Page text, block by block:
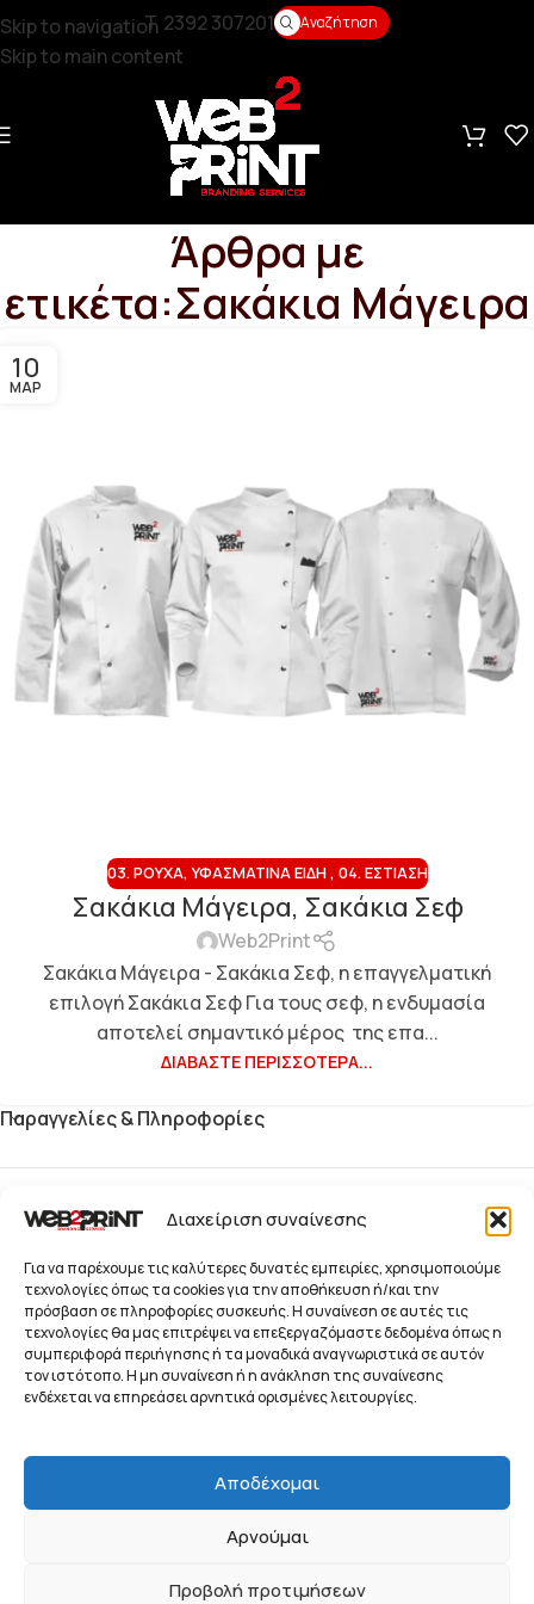
Διαχείριση συναίνεσης
Για να παρέχουμε τις καλύτερες δυνατές εμπειρίες, χρησιμοποιούμε
τεχνολογίες όπως τα cookies για την αποθήκευση ή/και την
πρόσβαση σε πληροφορίες συσκευής. Η συναίνεση σε αυτές τις
τεχνολογίες θα μας επιτρέψει να επεξεργαζόμαστε δεδομένα όπως η
συμπεριφορά περιήγησης ή τα μοναδικά αναγνωριστικά σε αυτόν
τον ιστότοπο. Η μη συναίνεση ή η ανάκληση της συναίνεσης
ενδέχεται να επηρεάσει αρνητικά ορισμένες λειτουργίες.
Αποδέχομαι
Αρνούμαι
Προβολή προτιμήσεων
Skip to navigation
Skip to main content
T. 2392 307201 Αναζήτηση
Άρθρα με
ετικέτα:Σακάκια Μάγειρα
10
ΜΑΡ
03. ΡΟΎΧΑ, ΥΦΑΣΜΆΤΙΝΑ ΕΊΔΗ, 04. ΕΣΤΊΑΣΗ
Σακάκια Μάγειρα, Σακάκια Σεφ
Web2Print
Σακάκια Μάγειρα - Σακάκια Σεφ, η επαγγελματική
επιλογή Σακάκια Σεφ Για τους σεφ, η ενδυμασία
αποτελεί σημαντικό μέρος της επα...
ΔΙΑΒΆΣΤΕ ΠΕΡΙΣΣΌΤΕΡΑ...
Παραγγελίες & Πληροφορίες
Blog
Παραγγελίες
Προϊόντα
Ενημερωτικό Δελτίο
© 2026 Web2Print
Συστήματα Προβολής, Προώθησης και Οπτικής
Επικοινωνίας Επιχειρήσεων